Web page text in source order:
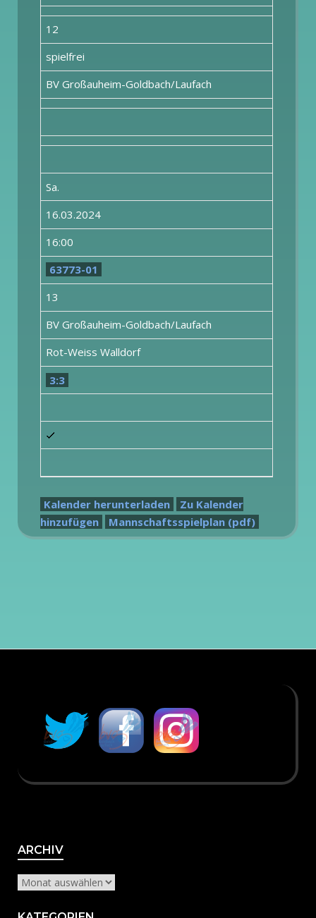
12
spielfrei
BV Großauheim-Goldbach/Laufach
Sa.
16.03.2024
16:00
63773-01
13
BV Großauheim-Goldbach/Laufach
Rot-Weiss Walldorf
3:3
Kalender herunterladen
Zu Kalender
hinzufügen
Mannschaftsspielplan (pdf)
ARCHIVArchiv